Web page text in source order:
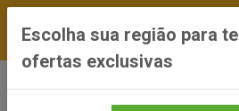
*Preços exclusivos do site —
Escolha sua região para
ofertas exclusivas